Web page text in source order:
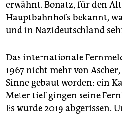
erwähnt. Bonatz, für den
Hauptbahnhofs bekannt,
und in Nazideutschland
Das internationale
1967 nicht mehr von
Sinne gebaut worden: ein
Meter tief gingen seine
Es wurde 2019 abgerissen.